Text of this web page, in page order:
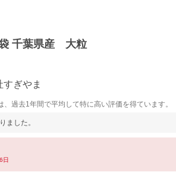
千葉県産 大粒
ぎやま
過去1年間で平均して特に高い評価を得ています。
ました。
日